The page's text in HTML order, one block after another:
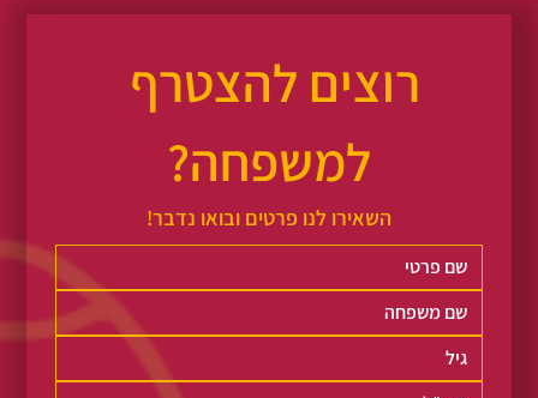
למשפחה?
השאירו לנו פרטים ובואו נדבר!